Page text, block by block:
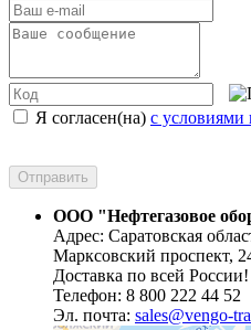
Я согласен(на) с условиями
ООО "Нефтегазовое
Адрес: Саратовская
Марксовский проспект,
Доставка по всей России!
Телефон: 8 800 222 44 52
Эл. почта: sales@vengo-